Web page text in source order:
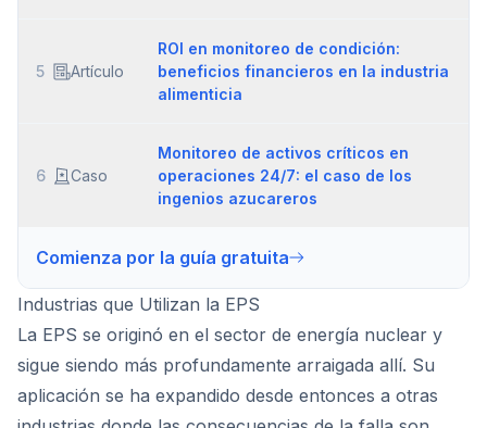
5 Artículo
ROI en monitoreo de condición:
beneficios financieros en la industria
alimenticia
6 Caso
Monitoreo de activos críticos en
operaciones 24/7: el caso de los
ingenios azucareros
Comienza por la guía gratuita
Industrias que Utilizan la EPS
La EPS se originó en el sector de energía nuclear y
sigue siendo más profundamente arraigada allí. Su
aplicación se ha expandido desde entonces a otras